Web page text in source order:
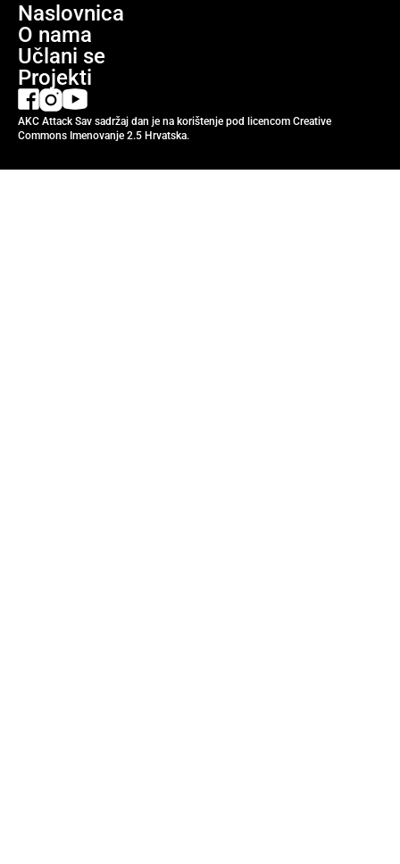
Naslovnica
O nama
Učlani se
Projekti
AKC Attack Sav sadržaj dan je na korištenje pod licencom Creative
Commons Imenovanje 2.5 Hrvatska.